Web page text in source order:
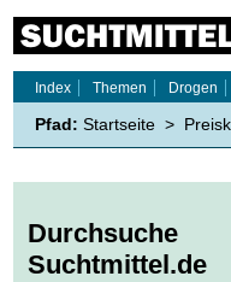
Index
Themen Drogen
Pfad: Startseite >
Durchsuche
Suchtmittel.de